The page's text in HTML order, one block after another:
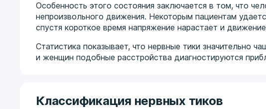
Особенность этого состояния заключается в том, что
непроизвольного движения. Некоторым пациентам
спустя короткое время напряжение нарастает и
Статистика показывает, что нервные тики значительно
и женщин подобные расстройства диагностируются
Классификация нервных тиков